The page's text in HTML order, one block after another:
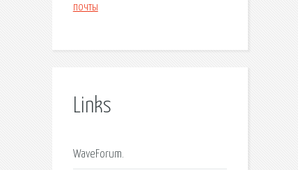
почты
Links
WaveForum.